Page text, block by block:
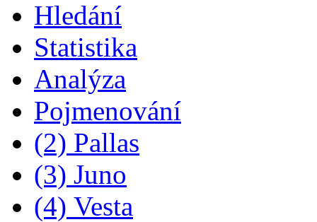
Hledání
Statistika
Analýza
Pojmenování
(2) Pallas
(3) Juno
(4) Vesta